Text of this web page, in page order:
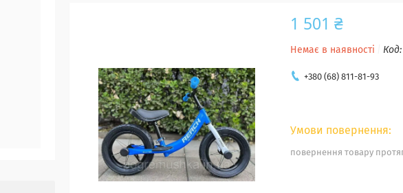
1 501 ₴
Немає в наявності
+380 (68) 811-81-93
повернення товару